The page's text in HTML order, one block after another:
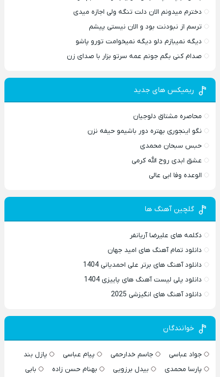
دخترم میدونم الان دلت تنگه ولی اجازه میدی
ترسم از نبودنت بود و الان نیستی پیشم
دیگه نمیبازم دلو دیگه نمیخوامت تورو پاشو
صدام کنی بگم جونم عمه سرتو بزار با صدای زن
ریمیکس های جدید
محاصره مشتاق دلوجیان
نگو اینجوری بهتره دور باشیمو حیفه نزن
حبس سبحان محمدی
عشق ابدی روح الله کرمی
الوعده وفا ابی عالی
گلچین آهنگ ها
دکلمه های علیرضا آریانفر
دانلود تمام آهنگ های امید جهان
دانلود آهنگ های برتر علی احمدیانی 1404
دانلود پلی لیست آهنگ های پاییزی 1404
دانلود آهنگ های انگیزشی 2025
خوانندگان
جواد عباسی جاسم خدارحمی پیام عباسی
پازل بند
پارسا محمدی
بیدل برزویی بهنام حسن زاده
بابی